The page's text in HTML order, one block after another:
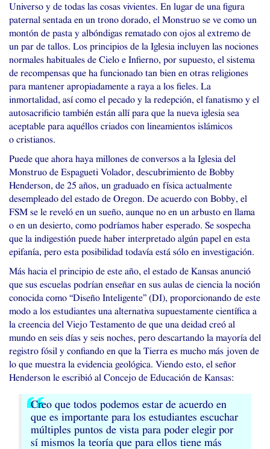
Universo y de todas las cosas vivientes. En lugar de una figura
paternal sentada en un trono dorado, el Monstruo se ve como un
montón de pasta y albóndigas rematado con ojos al extremo de
un par de tallos. Los principios de la Iglesia incluyen las nociones
normales habituales de Cielo e Infierno, por supuesto, el sistema
de recompensas que ha funcionado tan bien en otras religiones
para mantener apropiadamente a raya a los fieles. La
inmortalidad, así como el pecado y la redepción, el fanatismo y el
autosacrificio también están allí para que la nueva iglesia sea
aceptable para aquéllos criados con lineamientos islámicos
o cristianos.
Puede que ahora haya millones de conversos a la Iglesia del
Monstruo de Espagueti Volador, descubrimiento de Bobby
Henderson, de 25 años, un graduado en física actualmente
desempleado del estado de Oregon. De acuerdo con Bobby, el
FSM se le reveló en un sueño, aunque no en un arbusto en llama
o en un desierto, como podríamos haber esperado. Se sospecha
que la indigestión puede haber interpretado algún papel en esta
epifanía, pero esta posibilidad todavía está sólo en investigación.
Más hacia el principio de este año, el estado de Kansas anunció
que sus escuelas podrían enseñar en sus aulas de ciencia la noción
conocida como “Diseño Inteligente” (DI), proporcionando de este
modo a los estudiantes una alternativa supuestamente científica a
la creencia del Viejo Testamento de que una deidad creó al
mundo en seis días y seis noches, pero descartando la mayoría del
registro fósil y confiando en que la Tierra es mucho más joven de
lo que muestra la evidencia geológica. Viendo esto, el señor
Henderson le escribió al Concejo de Educación de Kansas:
Creo que todos podemos estar de acuerdo en
que es importante para los estudiantes escuchar
múltiples puntos de vista para poder elegir por
sí mismos la teoría que para ellos tiene más